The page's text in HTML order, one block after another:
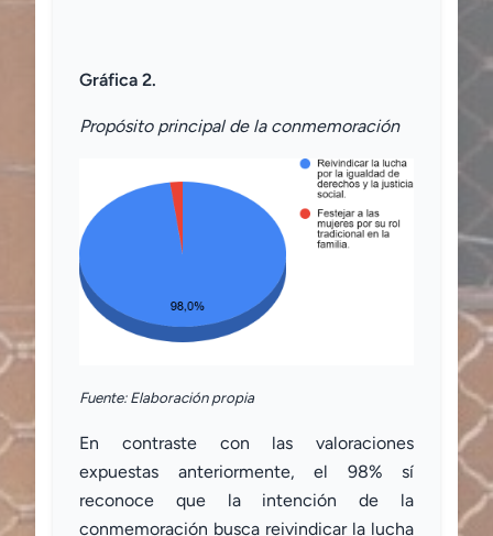
Gráfica 2.
Propósito principal de la conmemoración
Fuente: Elaboración propia
En contraste con las valoraciones
expuestas anteriormente, el 98% sí
reconoce que la intención de la
conmemoración busca reivindicar la lucha